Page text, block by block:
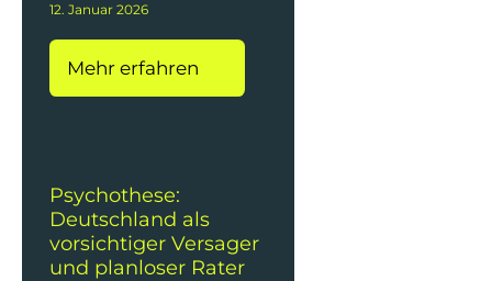
12. Januar 2026
Mehr erfahren
Psychothese:
Deutschland als
vorsichtiger Versager
und planloser Rater